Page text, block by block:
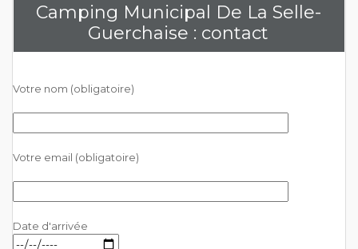
Camping Municipal De La Selle-
Guerchaise : contact
Votre nom (obligatoire)
Votre email (obligatoire)
Date d'arrivée